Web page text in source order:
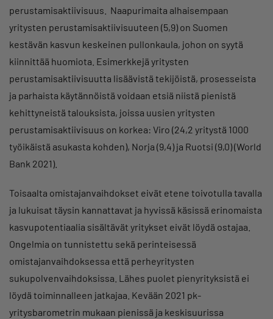
perustamisaktiivisuus. Naapurimaita alhaisempaan
yritysten perustamisaktiivisuuteen (5,9) on Suomen
kestävän kasvun keskeinen pullonkaula, johon on syytä
kiinnittää huomiota. Esimerkkejä yritysten
perustamisaktiivisuutta lisäävistä tekijöistä, prosesseista
ja parhaista käytännöistä voidaan etsiä niistä pienistä
kehittyneistä talouksista, joissa uusien yritysten
perustamisaktiivisuus on korkea: Viro (24,2 yritystä 1000
työikäistä asukasta kohden), Norja (9,4) ja Ruotsi (9,0) (World
Bank 2021).
Toisaalta omistajanvaihdokset eivät etene toivotulla tavalla
ja lukuisat täysin kannattavat ja hyvissä käsissä erinomaista
kasvupotentiaalia sisältävät yritykset eivät löydä ostajaa.
Ongelmia on tunnistettu sekä perinteisessä
omistajanvaihdoksessa että perheyritysten
sukupolvenvaihdoksissa. Lähes puolet pienyrityksistä ei
löydä toiminnalleen jatkajaa. Kevään 2021 pk-
yritysbarometrin mukaan pienissä ja keskisuurissa